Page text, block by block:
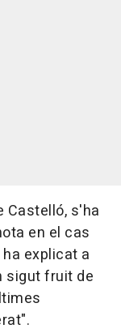
Castelló, s'ha
en el cas
explicat a
sigut fruit de